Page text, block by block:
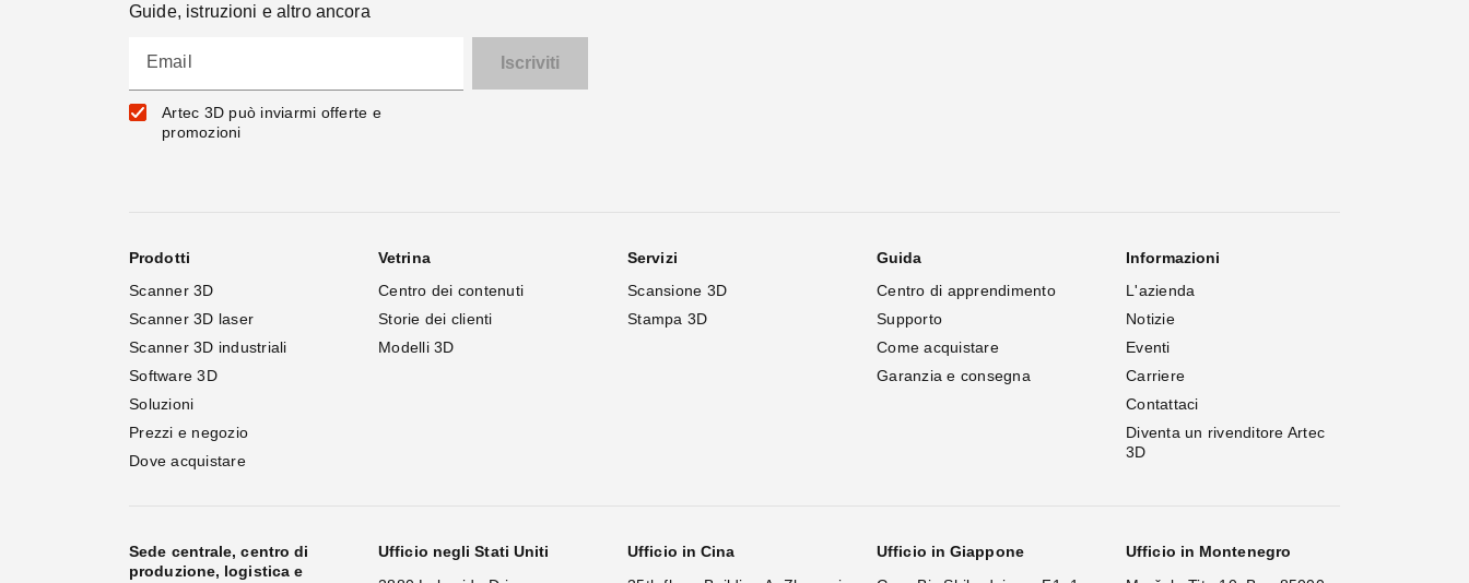
Guide, istruzioni e altro ancora
Email
Artec 3D può inviarmi offerte e
promozioni
Prodotti
Scanner 3D
Scanner 3D laser
Scanner 3D industriali
Software 3D
Soluzioni
Prezzi e negozio
Dove acquistare
Vetrina
Centro dei contenuti
Storie dei clienti
Modelli 3D
Servizi
Scansione 3D
Stampa 3D
Guida
Centro di apprendimento
Supporto
Come acquistare
Garanzia e consegna
Informazioni
L'azienda
Notizie
Eventi
Carriere
Contattaci
Diventa un rivenditore Artec
3D
Sede centrale, centro di
produzione, logistica e
Ufficio negli Stati Uniti
Ufficio in Cina
Ufficio in Giappone
Ufficio in Montenegro